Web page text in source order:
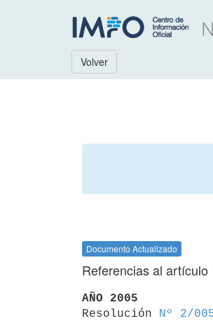
Volver
Documento Actualizado
Referencias al artículo
AÑO 2005
Resolución
Nº 2/